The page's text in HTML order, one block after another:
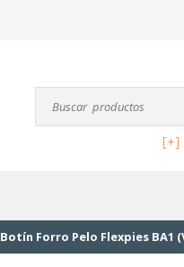
[+]
Botín Forro Pelo Flexpies BA1